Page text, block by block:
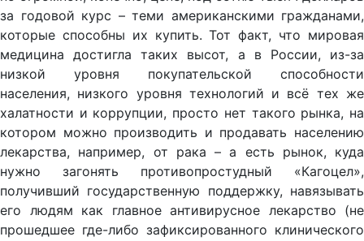
за годовой курс – теми американскими гражданами,
которые способны их купить. Тот факт, что мировая
медицина достигла таких высот, а в России, из-за
низкой уровня покупательской способности
населения, низкого уровня технологий и всё тех же
халатности и коррупции, просто нет такого рынка, на
котором можно производить и продавать населению
лекарства, например, от рака – а есть рынок, куда
нужно загонять противопростудный «Кагоцел»,
получивший государственную поддержку, навязывать
его людям как главное антивирусное лекарство (не
прошедшее где-либо зафиксированного клинического